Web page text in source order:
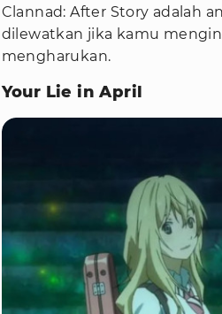
Clannad: After Story adalah
dilewatkan jika kamu
mengharukan.
Your Lie in April